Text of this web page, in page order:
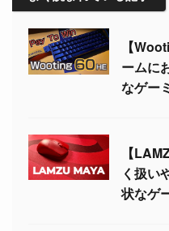
【
ームに
なゲー
【
く扱い
状なゲ